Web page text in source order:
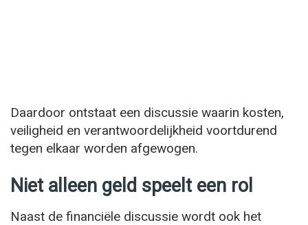
Daardoor ontstaat een discussie waarin kosten,
veiligheid en verantwoordelijkheid voortdurend
tegen elkaar worden afgewogen.
Niet alleen geld speelt een rol
Naast de financiële discussie wordt ook het